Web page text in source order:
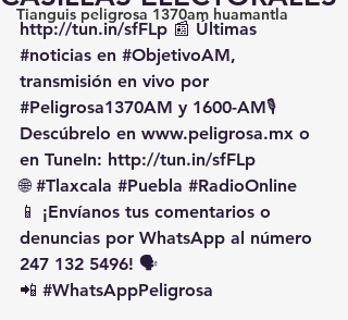
Tianguis peligrosa 1370am huamantla
http://tun.in/sfFLp 📰 Últimas
#noticias en #ObjetivoAM,
transmisión en vivo por
#Peligrosa1370AM y 1600-AM🎙️
Descúbrelo en www.peligrosa.mx o
en TuneIn: http://tun.in/sfFLp
🌐 #Tlaxcala #Puebla #RadioOnline
📱 ¡Envíanos tus comentarios o
denuncias por WhatsApp al número
247 132 5496! 🗣️
📲 #WhatsAppPeligrosa